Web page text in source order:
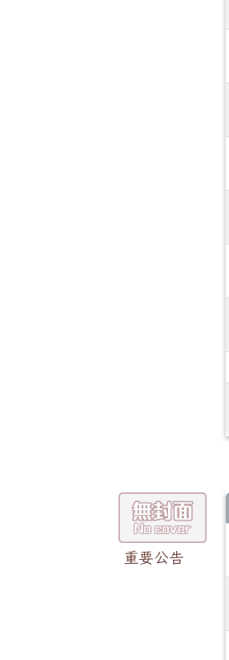
重要公告